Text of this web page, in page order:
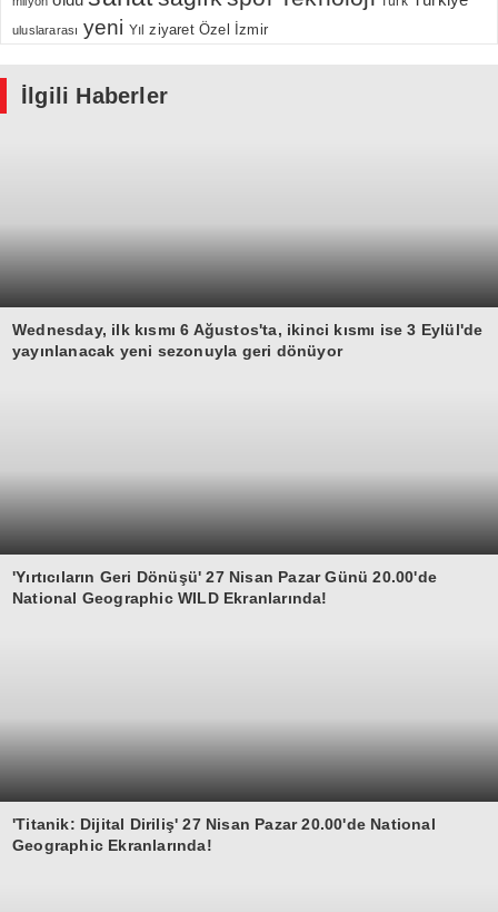
uluslararası yeni Yıl ziyaret Özel İzmir
İlgili Haberler
Wednesday, ilk kısmı 6 Ağustos'ta, ikinci kısmı ise 3 Eylül'de
yayınlanacak yeni sezonuyla geri dönüyor
'Yırtıcıların Geri Dönüşü' 27 Nisan Pazar Günü 20.00'de
National Geographic WILD Ekranlarında!
'Titanik: Dijital Diriliş' 27 Nisan Pazar 20.00'de National
Geographic Ekranlarında!